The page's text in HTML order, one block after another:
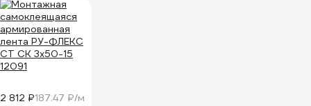
2 812 ₽187.47 ₽/м